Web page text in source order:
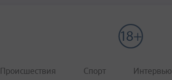
Происшествия Спорт Интервью